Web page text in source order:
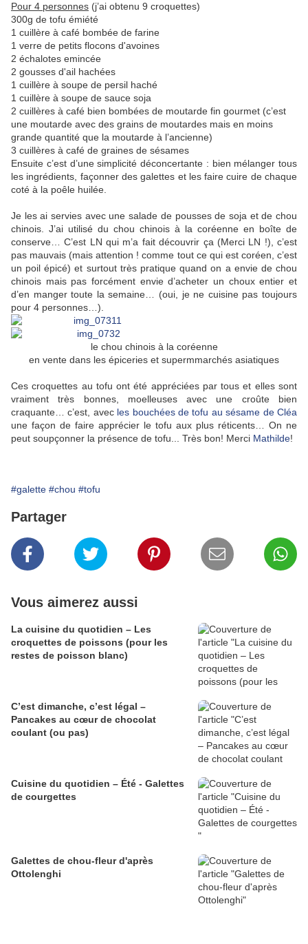
Pour 4 personnes (j’ai obtenu 9 croquettes)
300g de tofu émiété
1 cuillère à café bombée de farine
1 verre de petits flocons d'avoines
2 échalotes emincée
2 gousses d'ail hachées
1 cuillère à soupe de persil haché
1 cuillère à soupe de sauce soja
2 cuillères à café bien bombées de moutarde fin gourmet (c’est
une moutarde avec des grains de moutardes mais en moins
grande quantité que la moutarde à l’ancienne)
3 cuillères à café de graines de sésames
Ensuite c’est d’une simplicité déconcertante : bien mélanger tous
les ingrédients, façonner des galettes et les faire cuire de chaque
coté à la poêle huilée.
Je les ai servies avec une salade de pousses de soja et de chou
chinois. J’ai utilisé du chou chinois à la coréenne en boîte de
conserve… C’est LN qui m’a fait découvrir ça (Merci LN !), c’est
pas mauvais (mais attention ! comme tout ce qui est coréen, c’est
un poil épicé) et surtout très pratique quand on a envie de chou
chinois mais pas forcément envie d’acheter un choux entier et
d’en manger toute la semaine… (oui, je ne cuisine pas toujours
pour 4 personnes…).
le chou chinois à la coréenne
en vente dans les épiceries et supermmarchés asiatiques
Ces croquettes au tofu ont été appréciées par tous et elles sont
vraiment très bonnes, moelleuses avec une croûte bien
craquante… c’est, avec les bouchées de tofu au sésame de Cléa
une façon de faire apprécier le tofu aux plus réticents…
On ne
peut soupçonner la présence de tofu... Très bon! Merci Mathilde!
#galette #chou #tofu
Partager
Vous aimerez aussi
La cuisine du quotidien – Les
croquettes de poissons (pour les
restes de poisson blanc)
C’est dimanche, c’est légal –
Pancakes au cœur de chocolat
coulant (ou pas)
Cuisine du quotidien – Été - Galettes
de courgettes
Galettes de chou-fleur d'après
Ottolenghi